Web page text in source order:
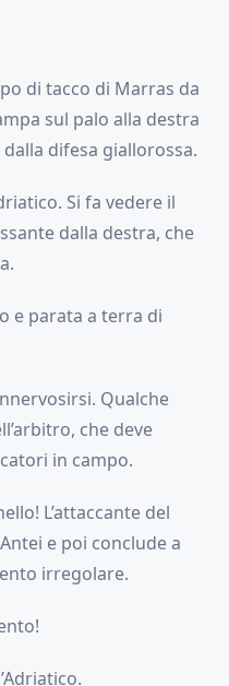
di tacco di Marras da
sul palo alla destra
difesa giallorossa.
Si fa vedere il
dalla destra, che
e parata a terra di
Qualche
che deve
in campo.
L’attaccante del
e poi conclude a
irregolare.